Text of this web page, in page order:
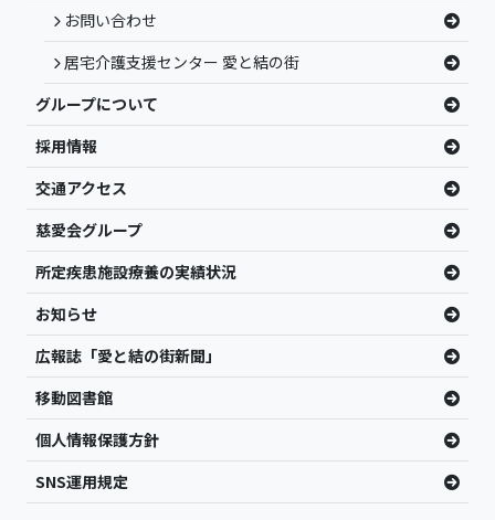
お問い合わせ
居宅介護支援センター 愛と結の街
グループについて
採用情報
交通アクセス
慈愛会グループ
所定疾患施設療養の実績状況
お知らせ
広報誌「愛と結の街新聞」
移動図書館
個人情報保護方針
SNS運用規定